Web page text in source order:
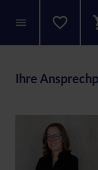
Ihre